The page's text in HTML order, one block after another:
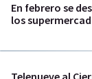
En febrero se
los
Telenueve al